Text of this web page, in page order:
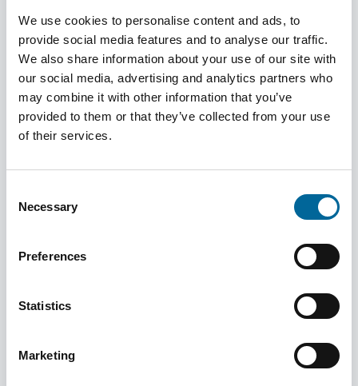
We use cookies to personalise content and ads, to
provide social media features and to analyse our traffic.
We also share information about your use of our site with
our social media, advertising and analytics partners who
may combine it with other information that you’ve
provided to them or that they’ve collected from your use
of their services.
Selection
Necessary
Preferences
Statistics
Marketing
nødvendige, slettes de. I enkelte tilfeller kan det
likevel være nødvendig å oppbevare
informasjonen videre, for eksempel av
regnskapsmessige årsaker. Vi arbeider etter en
slettepolicy som regulerer dette.
å beskytte personopplysningene som behandles,
eller gjort tilgjengelige for uvedkommende.
som er tilstrekkelig høyt sett i forhold til
eller overfører personopplysninger til tredjeparter,